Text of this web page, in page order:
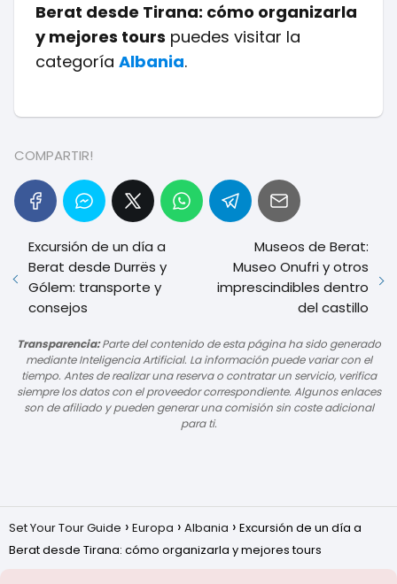
Berat desde Tirana: cómo organizarla
y mejores tours puedes visitar la
categoría Albania.
COMPARTIR!
Excursión de un día a
Berat desde Durrës y
Gólem: transporte y
consejos
Museos de Berat:
Museo Onufri y otros
imprescindibles dentro
del castillo
Transparencia:Parte del contenido de esta página ha sido generado
mediante Inteligencia Artificial. La información puede variar con el
tiempo. Antes de realizar una reserva o contratar un servicio, verifica
siempre los datos con el proveedor correspondiente. Algunos enlaces
son de afiliado y pueden generar una comisión sin coste adicional
para ti.
Set Your Tour Guide Europa Albania
Excursión de un día a
Berat desde Tirana: cómo organizarla y mejores tours